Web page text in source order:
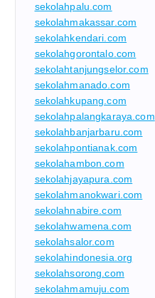
sekolahpalu.com
sekolahmakassar.com
sekolahkendari.com
sekolahgorontalo.com
sekolahtanjungselor.com
sekolahmanado.com
sekolahkupang.com
sekolahpalangkaraya.com
sekolahbanjarbaru.com
sekolahpontianak.com
sekolahambon.com
sekolahjayapura.com
sekolahmanokwari.com
sekolahnabire.com
sekolahwamena.com
sekolahsalor.com
sekolahindonesia.org
sekolahsorong.com
sekolahmamuju.com